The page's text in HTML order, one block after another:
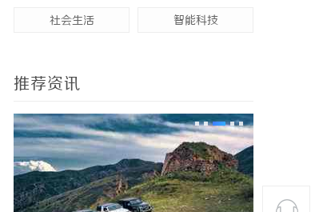
社会生活 智能科技
推荐资讯